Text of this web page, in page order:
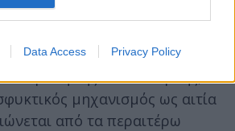
Data Access Privacy Policy
παθολογοανατόμους
η δια αποκλεισμού
μόνη της είναι επαρκής,
μηχανισμός ως αιτία
από τα περαιτέρω